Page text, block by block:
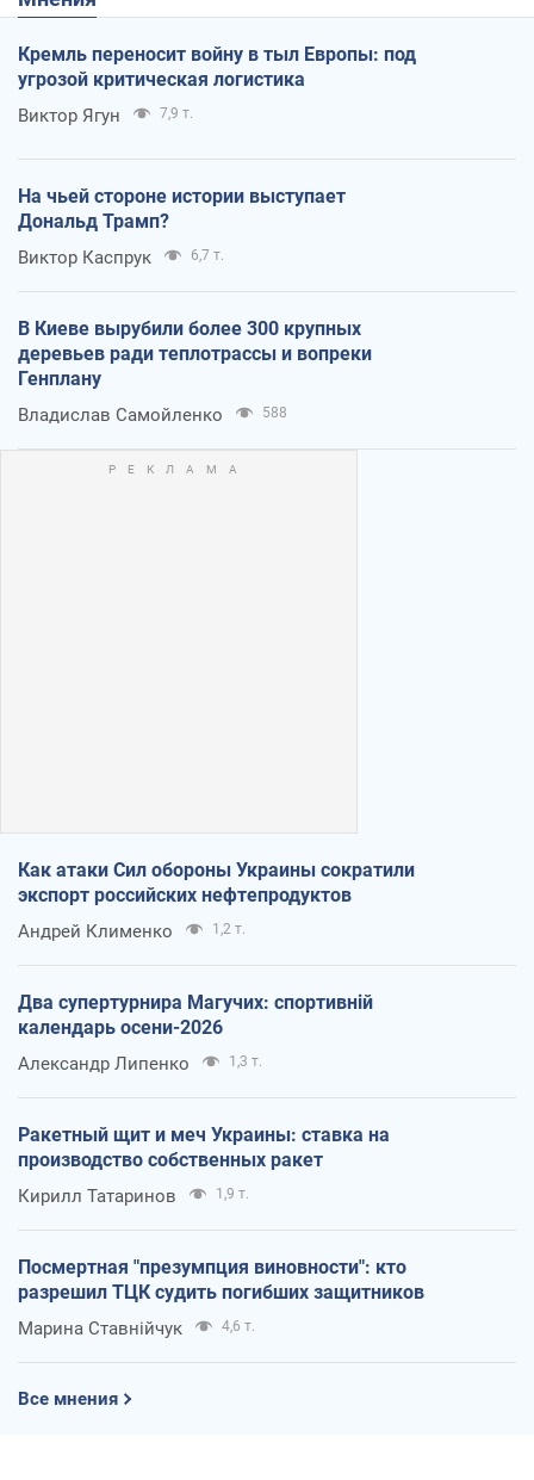
Кремль переносит войну в тыл Европы: под
угрозой критическая логистика
Виктор Ягун 7,9 т.
На чьей стороне истории выступает
Дональд Трамп?
Виктор Каспрук 6,7 т.
В Киеве вырубили более 300 крупных
деревьев ради теплотрассы и вопреки
Генплану
Владислав Самойленко 588
Как атаки Сил обороны Украины сократили
экспорт российских нефтепродуктов
Андрей Клименко 1,2 т.
Два супертурнира Магучих: спортивній
календарь осени-2026
Александр Липенко 1,3 т.
Ракетный щит и меч Украины: ставка на
производство собственных ракет
Кирилл Татаринов 1,9 т.
Посмертная "презумпция виновности": кто
разрешил ТЦК судить погибших защитников
Марина Ставнійчук 4,6 т.
Все мнения